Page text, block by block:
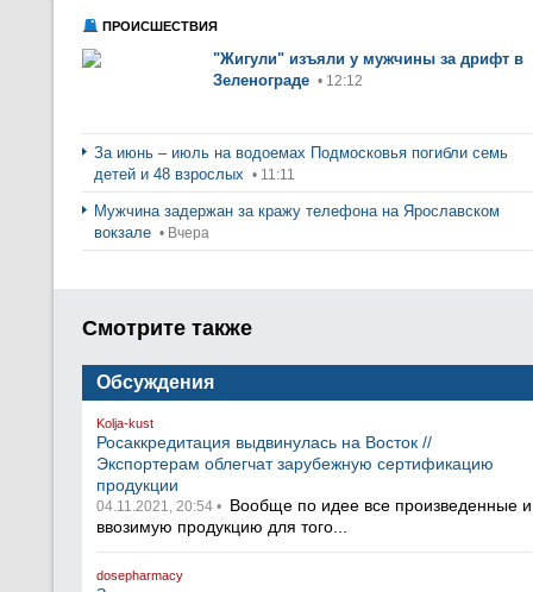
ПРОИСШЕСТВИЯ
"Жигули" изъяли у мужчины за дрифт в
Зеленограде • 12:12
За июнь – июль на водоемах Подмосковья погибли семь
детей и 48 взрослых • 11:11
Мужчина задержан за кражу телефона на Ярославском
вокзале • Вчера
Смотрите также
Обсуждения
Kolja-kust
Росаккредитация выдвинулась на Восток //
Экспортерам облегчат зарубежную сертификацию
продукции
04.11.2021, 20:54 • Вообще по идее все произведенные и
ввозимую продукцию для того...
dosepharmacy